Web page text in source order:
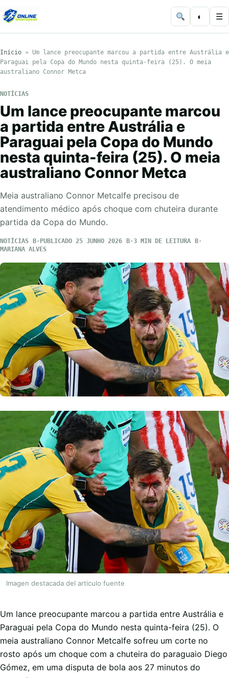
◐ ☰
Início » Um lance preocupante marcou a partida entre Austrália e
Paraguai pela Copa do Mundo nesta quinta-feira (25). O meia
australiano Connor Metca
NOTÍCIAS
Um lance preocupante marcou
a partida entre Austrália e
Paraguai pela Copa do Mundo
nesta quinta-feira (25). O meia
australiano Connor Metca
Meia australiano Connor Metcalfe precisou de
atendimento médico após choque com chuteira durante
partida da Copa do Mundo.
NOTÍCIAS PUBLICADO 25 JUNHO 2026
3 MIN DE LEITURA
MARIANA ALVES
Imagen destacada del articulo fuente
Um lance preocupante marcou a partida entre Austrália e
Paraguai pela Copa do Mundo nesta quinta-feira (25). O
meia australiano Connor Metcalfe sofreu um corte no
rosto após um choque com a chuteira do paraguaio Diego
Gómez, em uma disputa de bola aos 27 minutos do